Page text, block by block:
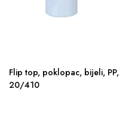
Flip top, poklopac, bijeli, PP,
20/410